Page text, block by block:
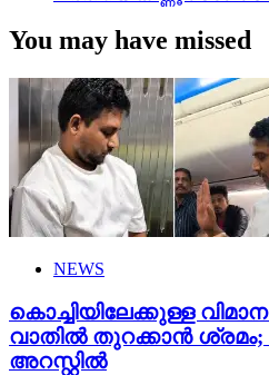
You may have missed
NEWS
കൊച്ചിയിലേക്കുള്ള
വാതില്‍ തുറക്കാന്‍ ശ്രമം;
അറസ്റ്റില്‍